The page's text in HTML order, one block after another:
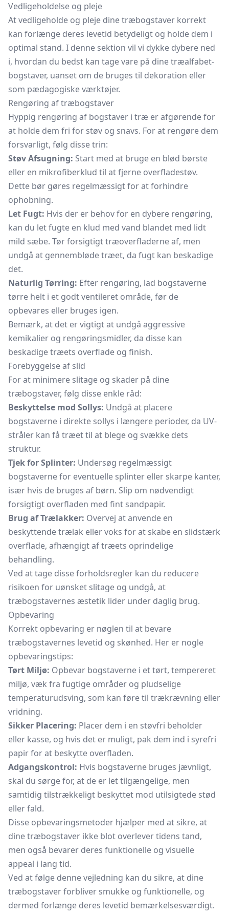
Vedligeholdelse og pleje
At vedligeholde og pleje dine træbogstaver korrekt
kan forlænge deres levetid betydeligt og holde dem i
optimal stand. I denne sektion vil vi dykke dybere ned
i, hvordan du bedst kan tage vare på dine træalfabet-
bogstaver, uanset om de bruges til dekoration eller
som pædagogiske værktøjer.
Rengøring af træbogstaver
Hyppig rengøring af bogstaver i træ er afgørende for
at holde dem fri for støv og snavs. For at rengøre dem
forsvarligt, følg disse trin:
Støv Afsugning: Start med at bruge en blød børste
eller en mikrofiberklud til at fjerne overfladestøv.
Dette bør gøres regelmæssigt for at forhindre
ophobning.
Let Fugt: Hvis der er behov for en dybere rengøring,
kan du let fugte en klud med vand blandet med lidt
mild sæbe. Tør forsigtigt træoverfladerne af, men
undgå at gennembløde træet, da fugt kan beskadige
det.
Naturlig Tørring: Efter rengøring, lad bogstaverne
tørre helt i et godt ventileret område, før de
opbevares eller bruges igen.
Bemærk, at det er vigtigt at undgå aggressive
kemikalier og rengøringsmidler, da disse kan
beskadige træets overflade og finish.
Forebyggelse af slid
For at minimere slitage og skader på dine
træbogstaver, følg disse enkle råd:
Beskyttelse mod Sollys: Undgå at placere
bogstaverne i direkte sollys i længere perioder, da UV-
stråler kan få træet til at blege og svække dets
struktur.
Tjek for Splinter: Undersøg regelmæssigt
bogstaverne for eventuelle splinter eller skarpe kanter,
især hvis de bruges af børn. Slip om nødvendigt
forsigtigt overfladen med fint sandpapir.
Brug af Trælakker: Overvej at anvende en
beskyttende trælak eller voks for at skabe en slidstærk
overflade, afhængigt af træets oprindelige
behandling.
Ved at tage disse forholdsregler kan du reducere
risikoen for uønsket slitage og undgå, at
træbogstavernes æstetik lider under daglig brug.
Opbevaring
Korrekt opbevaring er nøglen til at bevare
træbogstavernes levetid og skønhed. Her er nogle
opbevaringstips:
Tørt Miljø: Opbevar bogstaverne i et tørt, tempereret
miljø, væk fra fugtige områder og pludselige
temperaturudsving, som kan føre til trækrævning eller
vridning.
Sikker Placering: Placer dem i en støvfri beholder
eller kasse, og hvis det er muligt, pak dem ind i syrefri
papir for at beskytte overfladen.
Adgangskontrol: Hvis bogstaverne bruges jævnligt,
skal du sørge for, at de er let tilgængelige, men
samtidig tilstrækkeligt beskyttet mod utilsigtede stød
eller fald.
Disse opbevaringsmetoder hjælper med at sikre, at
dine træbogstaver ikke blot overlever tidens tand,
men også bevarer deres funktionelle og visuelle
appeal i lang tid.
Ved at følge denne vejledning kan du sikre, at dine
træbogstaver forbliver smukke og funktionelle, og
dermed forlænge deres levetid bemærkelsesværdigt.